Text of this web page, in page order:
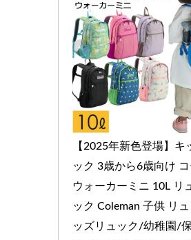
【2025年新色登場】キ
ック 3歳から6歳向け
ウォーカーミニ 10L リ
ック Coleman 子供 リ
ッズリュック/幼稚園/